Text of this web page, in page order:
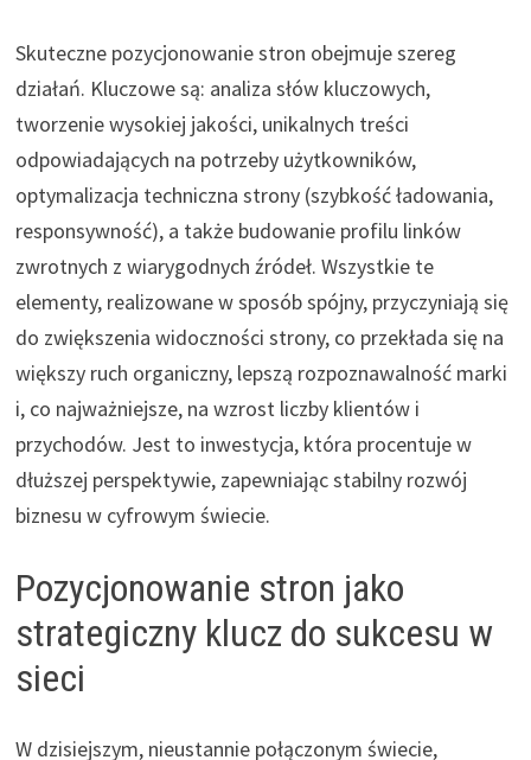
Skuteczne pozycjonowanie stron obejmuje szereg
działań. Kluczowe są: analiza słów kluczowych,
tworzenie wysokiej jakości, unikalnych treści
odpowiadających na potrzeby użytkowników,
optymalizacja techniczna strony (szybkość ładowania,
responsywność), a także budowanie profilu linków
zwrotnych z wiarygodnych źródeł. Wszystkie te
elementy, realizowane w sposób spójny, przyczyniają się
do zwiększenia widoczności strony, co przekłada się na
większy ruch organiczny, lepszą rozpoznawalność marki
i, co najważniejsze, na wzrost liczby klientów i
przychodów. Jest to inwestycja, która procentuje w
dłuższej perspektywie, zapewniając stabilny rozwój
biznesu w cyfrowym świecie.
Pozycjonowanie stron jako
strategiczny klucz do sukcesu w
sieci
W dzisiejszym, nieustannie połączonym świecie,